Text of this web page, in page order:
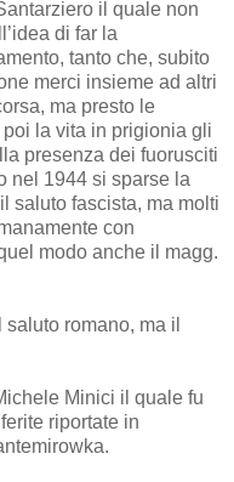
il quale non
di far la
tanto che, subito
merci insieme ad altri
ma presto le
la vita in prigionia gli
presenza dei fuorusciti
nel 1944 si sparse la
saluto fascista, ma molti
con
modo anche il magg.
romano, ma il
Minici il quale fu
riportate in